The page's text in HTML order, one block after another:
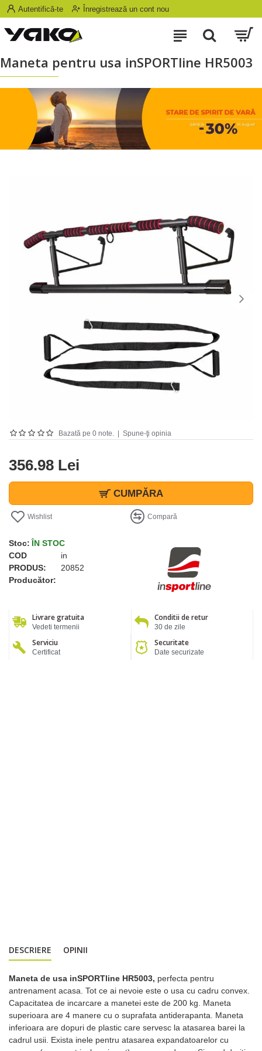
Autentifică-te Înregistrează un cont nou
Maneta pentru usa inSPORTline HR5003
Bazată pe 0 note. Spune-ţi opinia
356.98 Lei
CUMPĂRA
Wishlist Compară
Stoc: ÎN STOC
COD
PRODUS:
in
20852
Producător:
Livrare gratuita
Vedeti termenii
Conditii de retur
30 de zile
Serviciu
Certificat
Securitate
Date securizate
DESCRIERE OPINII
Maneta de usa inSPORTline HR5003, perfecta pentru
antrenament acasa. Tot ce ai nevoie este o usa cu cadru convex.
Capacitatea de incarcare a manetei este de 200 kg. Maneta
superioara are 4 manere cu o suprafata antiderapanta. Maneta
inferioara are dopuri de plastic care servesc la atasarea barei la
cadrul usii. Exista inele pentru atasarea expandatoarelor cu